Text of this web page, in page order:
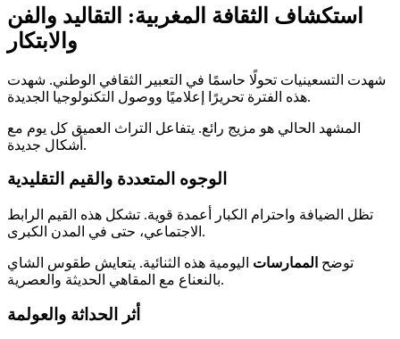
استكشاف الثقافة المغربية: التقاليد والفن
والابتكار
شهدت التسعينيات تحولًا حاسمًا في التعبير الثقافي الوطني. شهدت
هذه الفترة تحريرًا إعلاميًا ووصول التكنولوجيا الجديدة.
المشهد الحالي هو مزيج رائع. يتفاعل التراث العميق كل يوم مع
أشكال جديدة.
الوجوه المتعددة والقيم التقليدية
تظل الضيافة واحترام الكبار أعمدة قوية. تشكل هذه القيم الرابط
الاجتماعي، حتى في المدن الكبرى.
توضح الممارسات اليومية هذه الثنائية. يتعايش طقوس الشاي
بالنعناع مع المقاهي الحديثة والعصرية.
أثر الحداثة والعولمة